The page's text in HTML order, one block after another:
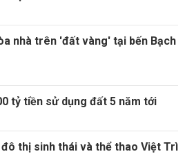
nhà trên 'đất vàng' tại bến Bạch
tỷ tiền sử dụng đất 5 năm tới
thị sinh thái và thể thao Việt Trì